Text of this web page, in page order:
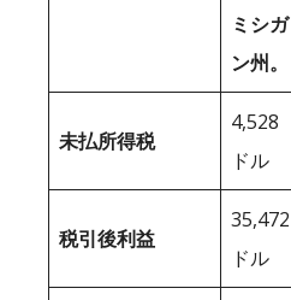
ミシガ
ン州。
未払所得税
4,528
ドル
税引後利益
35,472
ドル